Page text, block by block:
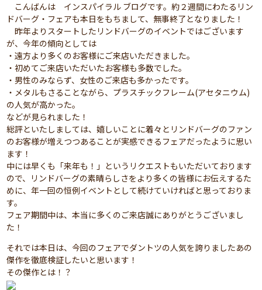
こんばんは インスパイラル ブログです。約２週間にわたるリン
ドバーグ・フェアも本日をもちまして、無事終了となりました！
昨年よりスタートしたリンドバーグのイベントではございます
が、今年の傾向としては
・遠方より多くのお客様にご来店いただきました。
・初めてご来店いただいたお客様も多数でした。
・男性のみならず、女性のご来店も多かったです。
・メタルもさることながら、プラスチックフレーム(アセタニウム)
の人気が高かった。
などが見られました！
総評といたしましては、嬉しいことに着々とリンドバーグのファン
のお客様が増えつつあることが実感できるフェアだったように思い
ます！
中には早くも「来年も！」というリクエストもいただいております
ので、リンドバーグの素晴らしさをより多くの皆様にお伝えするた
めに、年一回の恒例イベントとして続けていければと思っておりま
す。
フェア期間中は、本当に多くのご来店誠にありがとうございまし
た！
それでは本日は、今回のフェアでダントツの人気を誇りましたあの
傑作を徹底検証したいと思います！
その傑作とは！？